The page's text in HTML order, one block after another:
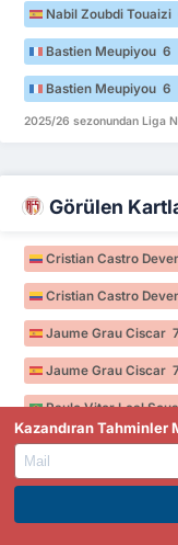
Nabil Zoubdi Touaizi
Bastien Meupiyou 6
Bastien Meupiyou 6
2025/26 sezonundan Liga
Görülen
Cristian Castro
Cristian Castro
Jaume Grau Ciscar
Jaume Grau Ciscar
Paulo Vitor Leal
Paulo Vitor Leal
2025/26 sezonundan Liga
Kazandıran Tahminler